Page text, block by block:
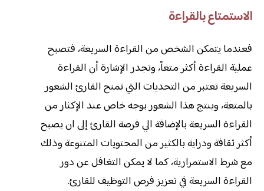
الاستمتاع بالقراءة
فعندما يتمكن الشخص من القراءة السريعة، فتصبح
عملية القراءة أكثر متعاً، وتجدر الإشارة أن القراءة
السريعة تعتبر من التحديات التي تمنح القارئ الشعور
بالمتعة، وينتج هذا الشعور بوجه خاص عند الإكثار من
القراءة السريعة بالإضافة الي فرصة القارئ إلى ان يصبح
أكثر ثقافة ودراية بالكثير من المحتويات المتنوعة وذلك
مع شرط الاستمرارية، كما لا يمكن التغافل عن دور
القراءة السريعة في تعزيز فرص التوظيف للقارئ.